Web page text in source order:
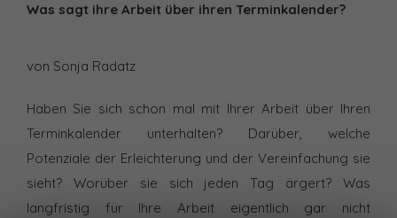
Was sagt ihre Arbeit über ihren Terminkalender?
von Sonja Radatz
Haben Sie sich schon mal mit Ihrer Arbeit über Ihren
Terminkalender unterhalten? Darüber, welche
Potenziale der Erleichterung und der Vereinfachung sie
sieht? Worüber sie sich jeden Tag ärgert? Was
langfristig für Ihre Arbeit eigentlich gar nicht